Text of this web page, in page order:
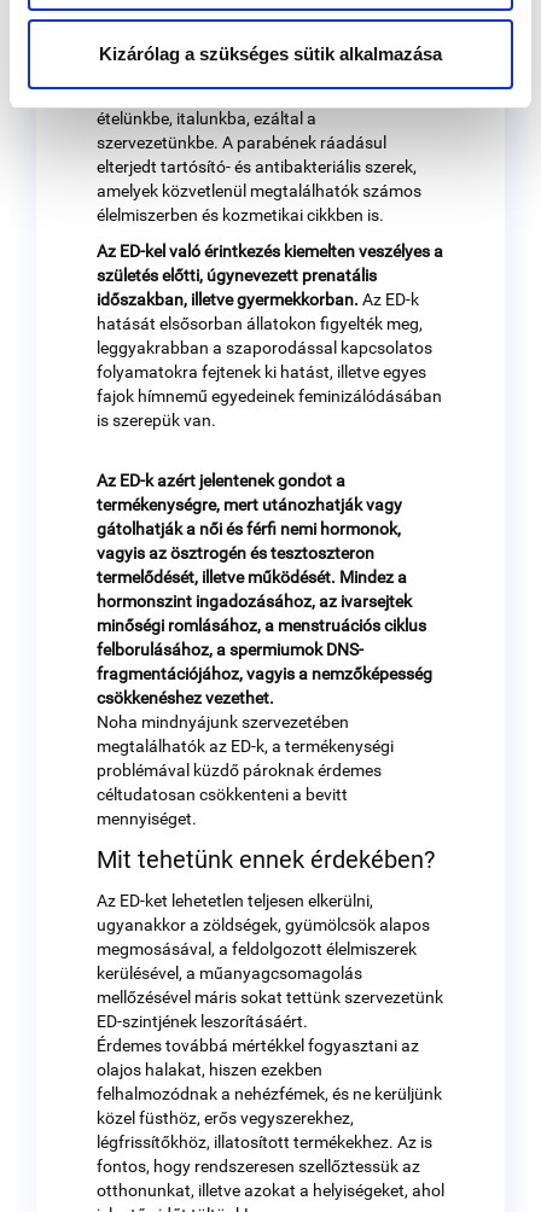
Kizárólag a szükséges sütik alkalmazása
műanyagtermékekben, konzervdobozok belső
felén, vagy éppen a fényes papírra nyomtatott
blokkokon. Nem nehéz elképzelni, hogy ezekről
a felületekről milyen könnyen kerülnek bele az
ételünkbe, italunkba, ezáltal a
szervezetünkbe. A parabének ráadásul
elterjedt tartósító- és antibakteriális szerek,
amelyek közvetlenül megtalálhatók számos
élelmiszerben és kozmetikai cikkben is.
Az ED-kel való érintkezés kiemelten veszélyes a
születés előtti, úgynevezett prenatális
időszakban, illetve gyermekkorban. Az ED-k
hatását elsősorban állatokon figyelték meg,
leggyakrabban a szaporodással kapcsolatos
folyamatokra fejtenek ki hatást, illetve egyes
fajok hímnemű egyedeinek feminizálódásában
is szerepük van.
Az ED-k azért jelentenek gondot a
termékenységre, mert utánozhatják vagy
gátolhatják a női és férfi nemi hormonok,
vagyis az ösztrogén és tesztoszteron
termelődését, illetve működését. Mindez a
hormonszint ingadozásához, az ivarsejtek
minőségi romlásához, a menstruációs ciklus
felborulásához, a spermiumok DNS-
fragmentációjához, vagyis a nemzőképesség
csökkenéshez vezethet.
Noha mindnyájunk szervezetében
megtalálhatók az ED-k, a termékenységi
problémával küzdő pároknak érdemes
céltudatosan csökkenteni a bevitt
mennyiséget.
Mit tehetünk ennek érdekében?
Az ED-ket lehetetlen teljesen elkerülni,
ugyanakkor a zöldségek, gyümölcsök alapos
megmosásával, a feldolgozott élelmiszerek
kerülésével, a műanyagcsomagolás
mellőzésével máris sokat tettünk szervezetünk
ED-szintjének leszorításáért.
Érdemes továbbá mértékkel fogyasztani az
olajos halakat, hiszen ezekben
felhalmozódnak a nehézfémek, és ne kerüljünk
közel füsthöz, erős vegyszerekhez,
légfrissítőkhöz, illatosított termékekhez. Az is
fontos, hogy rendszeresen szellőztessük az
otthonunkat, illetve azokat a helyiségeket, ahol